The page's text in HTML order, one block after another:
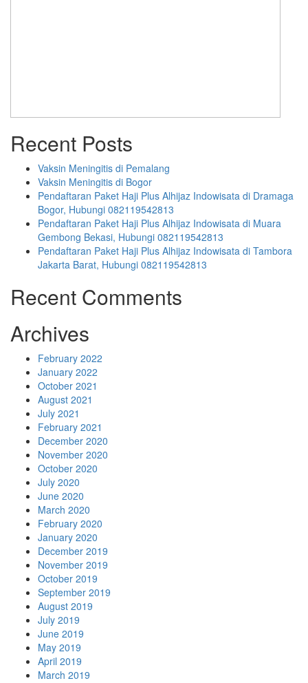
Recent Posts
Vaksin Meningitis di Pemalang
Vaksin Meningitis di Bogor
Pendaftaran Paket Haji Plus Alhijaz Indowisata di Dramaga
Bogor, Hubungi 082119542813
Pendaftaran Paket Haji Plus Alhijaz Indowisata di Muara
Gembong Bekasi, Hubungi 082119542813
Pendaftaran Paket Haji Plus Alhijaz Indowisata di Tambora
Jakarta Barat, Hubungi 082119542813
Recent Comments
Archives
February 2022
January 2022
October 2021
August 2021
July 2021
February 2021
December 2020
November 2020
October 2020
July 2020
June 2020
March 2020
February 2020
January 2020
December 2019
November 2019
October 2019
September 2019
August 2019
July 2019
June 2019
May 2019
April 2019
March 2019